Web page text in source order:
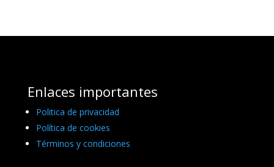
Enlaces importantes
Politica de privacidad
Política de cookies
Términos y condiciones